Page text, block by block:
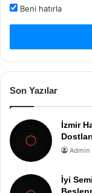
Beni hatırla
Son Yazılar
İzmir
Admin
İyi